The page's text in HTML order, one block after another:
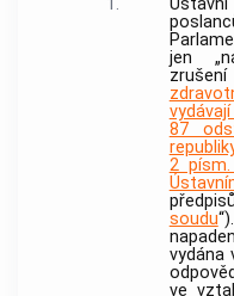
1. Ústavní
jen
87
2
soudu
vydána
ve